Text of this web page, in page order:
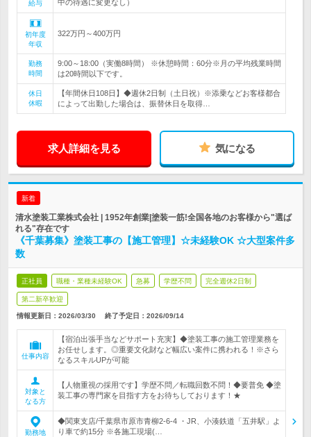
給与 中の待遇に変更なし）
初年度
年収
322万円～400万円
勤務
時間
9:00～18:00（実働8時間） ※休憩時間：60分※月の平均残業時間
は20時間以下です。
休日
休暇
【年間休日108日】◆週休2日制（土日祝）※添乗などお客様都合
によって出勤した場合は、振替休日を取得…
求人詳細を見る 気になる
新着
清水塗装工業株式会社 | 1952年創業|塗装一筋!全国各地のお客様から"選ば
れる"存在です
《千葉募集》塗装工事の【施工管理】☆未経験OK ☆大型案件多
数
正社員 職種・業種未経験OK 急募 学歴不問 完全週休2日制
第二新卒歓迎
情報更新日：2026/03/30 終了予定日： 2026/09/14
仕事内容
【宿泊出張手当などサポート充実】◆塗装工事の施工管理業務を
お任せします。◎重要文化財など幅広い案件に携われる！※さら
なるスキルUPが可能
対象と
なる方
【人物重視の採用です】学歴不問／転職回数不問！◆要普免 ◆塗
装工事の専門家を目指す方をお待ちしております！★
勤務地
◆関東支店/千葉県市原市青柳2-6-4 ・JR、小湊鉄道「五井駅」よ
り車で約15分 ※各施工現場(…